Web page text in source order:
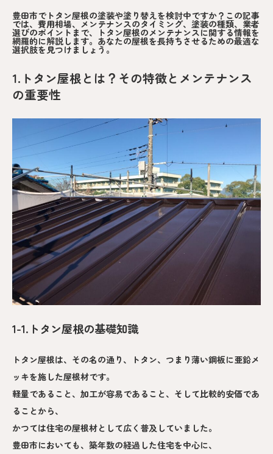
豊田市でトタン屋根の塗装や塗り替えを検討中ですか？この記事
では、費用相場、メンテナンスのタイミング、塗装の種類、業者
選びのポイントまで、トタン屋根のメンテナンスに関する情報を
網羅的に解説します。あなたの屋根を長持ちさせるための最適な
選択肢を見つけましょう。
1.トタン屋根とは？その特徴とメンテナンス
の重要性
1-1.トタン屋根の基礎知識
トタン屋根は、その名の通り、トタン、つまり薄い鋼板に亜鉛メ
ッキを施した屋根材です。
軽量であること、加工が容易であること、そして比較的安価であ
ることから、
かつては住宅の屋根材として広く普及していました。
豊田市においても、築年数の経過した住宅を中心に、